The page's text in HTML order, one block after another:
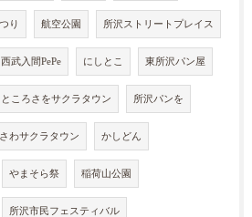
り 航空公園 所沢ストリートプレイス
西武入間PePe にしとこ 東所沢パン屋
ところさをサクラタウン 所沢パンを
わサクラタウン かしどん
やまそら祭 稲荷山公園
所沢市民フェスティバル